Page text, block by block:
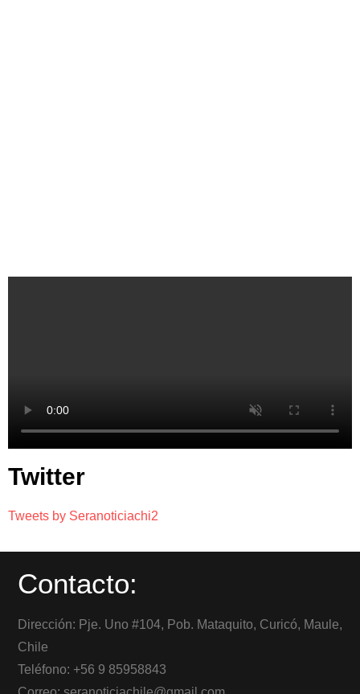
Twitter
Tweets by Seranoticiachi2
Contacto:
Dirección: Pje. Uno #104, Pob. Mataquito, Curicó, Maule,
Chile
Teléfono: +56 9 85958843